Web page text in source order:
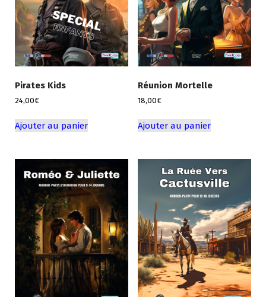
Pirates Kids
24,00€
Ajouter au panier
Réunion Mortelle
18,00€
Ajouter au panier